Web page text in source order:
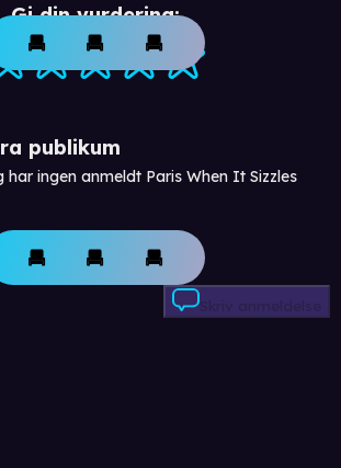
Gi din vurdering:
publikum
har ingen anmeldt Paris When It Sizzles
Skriv anmeldelse